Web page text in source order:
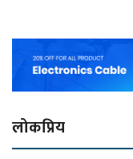
लोकप्रिय